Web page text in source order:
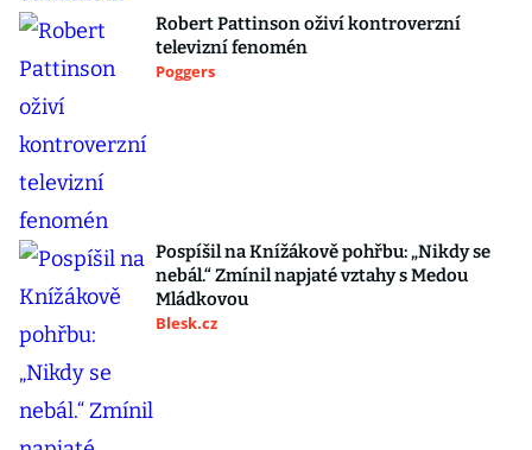
Robert Pattinson oživí kontroverzní
televizní fenomén
Poggers
Pospíšil na Knížákově pohřbu: „Nikdy se
nebál.“ Zmínil napjaté vztahy s Medou
Mládkovou
Blesk.cz